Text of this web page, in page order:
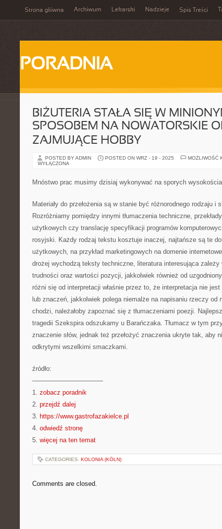
Strona główna Archiwum Lekarski Nadzieje Spis Treści
PORADNIA
BIŻUTERIA STAŁA SIĘ W
SPOSOBEM NA NOWATORSKIE
ZAJMUJĄCE HOBBY
POSTED BY ADMIN POSTED ON WRZ - 19 - 2025
MOŻLIWOŚĆ
WYŁĄCZONA
Mnóstwo prac musimy dzisiaj wykonywać na sporych
Materiały do przełożenia są w stanie być różnorodnego rodzaju i
Rozróżniamy pomiędzy innymi tłumaczenia techniczne,
użytkowych czy translację specyfikacji programów
rosyjski. Każdy rodzaj tekstu kosztuje inaczej, najtańsze są te
użytkowych, na przykład marketingowych na domenie
drożej wychodzą teksty techniczne, literatura interesująca zależy
trudności oraz wartości pozycji, jakkolwiek również od
różni się od interpretacji właśnie przez to, że interpretacja nie jest
lub znaczeń, jakkolwiek polega niemalże na napisaniu rzeczy od
chodzi, należałoby zapoznać się z tłumaczeniami poezji.
tragedii Szekspira odszukamy u Barańczaka. Tłumacz w tym
znaczenie słów, jednak też przełożyć znaczenia ukryte tak, aby
odkrytymi wszelkimi smaczkami.
źródło:
———————————
1. zobacz poradnik
2. przejdź dalej
3. https://www.gastrofazakielce.pl
4. odwiedź stronę
5. więcej na ten temat
CATEGORIES: KOLONIA (KÖLN)
Comments are closed.